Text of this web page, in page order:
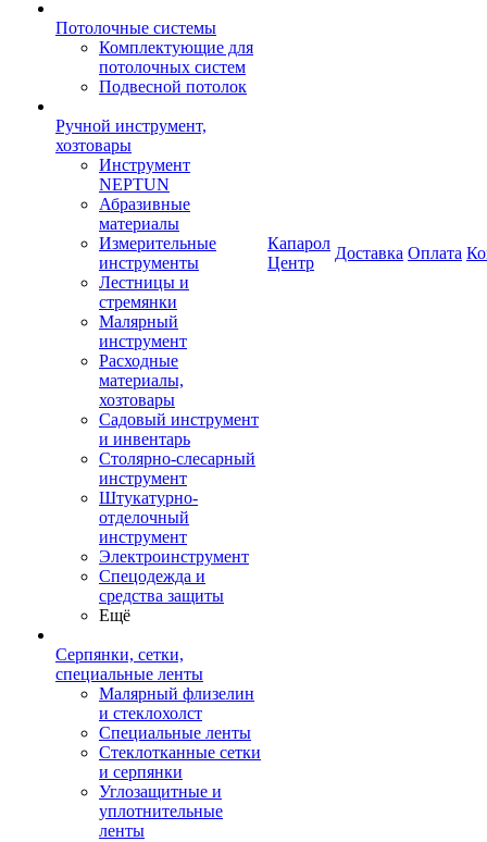
Потолочные системы
Комплектующие для
потолочных систем
Подвесной потолок
Ручной инструмент,
хозтовары
Инструмент
NEPTUN
Абразивные
материалы
Измерительные
инструменты
Лестницы и
стремянки
Малярный
инструмент
Расходные
материалы,
хозтовары
Садовый инструмент
и инвентарь
Столярно-слесарный
инструмент
Штукатурно-
отделочный
инструмент
Электроинструмент
Спецодежда и
средства защиты
Ещё
Серпянки, сетки,
специальные ленты
Малярный флизелин
и стеклохолст
Специальные ленты
Стеклотканные сетки
и серпянки
Углозащитные и
уплотнительные
ленты
Капарол
Центр
Доставка Оплата